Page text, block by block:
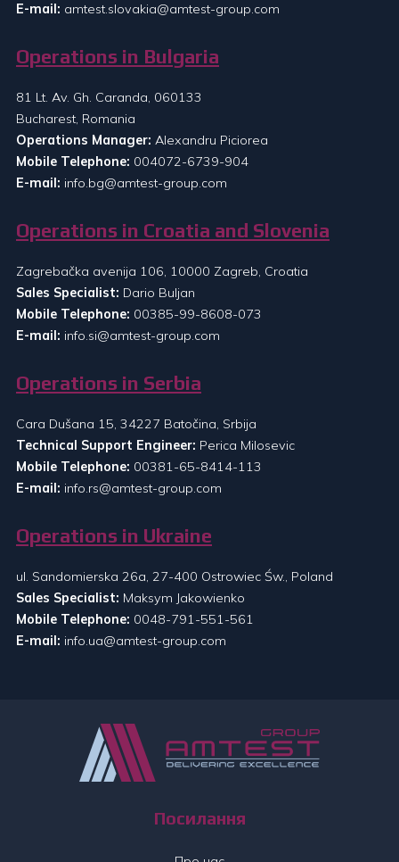
E-mail: amtest.slovakia@amtest-group.com
Operations in Bulgaria
81 Lt. Av. Gh. Caranda, 060133
Bucharest, Romania
Operations Manager: Alexandru Piciorea
Mobile Telephone: 004072-6739-904
E-mail: info.bg@amtest-group.com
Operations in Croatia and Slovenia
Zagrebačka avenija 106, 10000 Zagreb, Croatia
Sales Specialist: Dario Buljan
Mobile Telephone: 00385-99-8608-073
E-mail: info.si@amtest-group.com
Operations in Serbia
Cara Dušana 15, 34227 Batočina, Srbija
Technical Support Engineer: Perica Milosevic
Mobile Telephone: 00381-65-8414-113
E-mail: info.rs@amtest-group.com
Operations in Ukraine
ul. Sandomierska 26a, 27-400 Ostrowiec Św., Poland
Sales Specialist: Maksym Jakowienko
Mobile Telephone: 0048-791-551-561
E-mail: info.ua@amtest-group.com
Посилання